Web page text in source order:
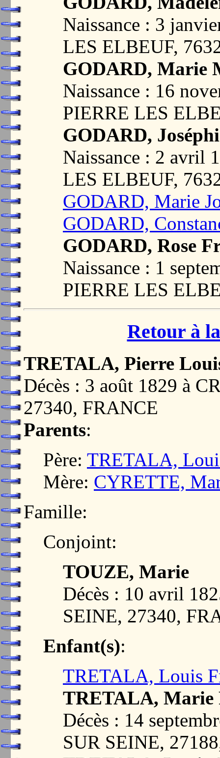
Naissance : 3
LES ELBEUF,
GODARD, Marie
Naissance : 16
PIERRE LES
GODARD,
Naissance : 2 avril
LES ELBEUF,
GODARD, Marie
GODARD,
GODARD, Rose
Naissance : 1
PIERRE LES
Retour à
TRETALA, Pierre
Décès : 3 août 1829 à
27340, FRANCE
Parents:
Père: TRETALA,
Mère: CYRETTE,
Famille:
Conjoint:
TOUZE, Marie
Décès : 10 avril
SEINE, 27340,
Enfant(s):
TRETALA, Louis
TRETALA, Marie
Décès : 14
SUR SEINE,